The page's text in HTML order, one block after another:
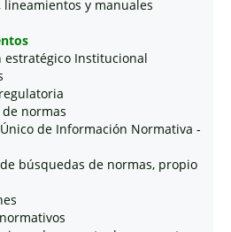
lineamientos y manuales
estratégico Institucional
normas
de Información Normativa -
búsquedas de normas, propio